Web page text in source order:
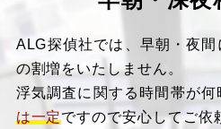
ALG探偵社では、早朝・夜
の割増をいたしません。
浮気調査に関する時間帯が何
は一定ですので安心してご依